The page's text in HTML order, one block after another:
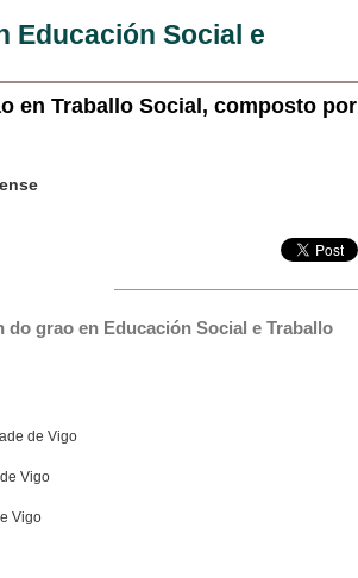
Educación Social e
en Traballo Social, composto por
grao en Educación Social e Traballo
de Vigo
Vigo
Vigo